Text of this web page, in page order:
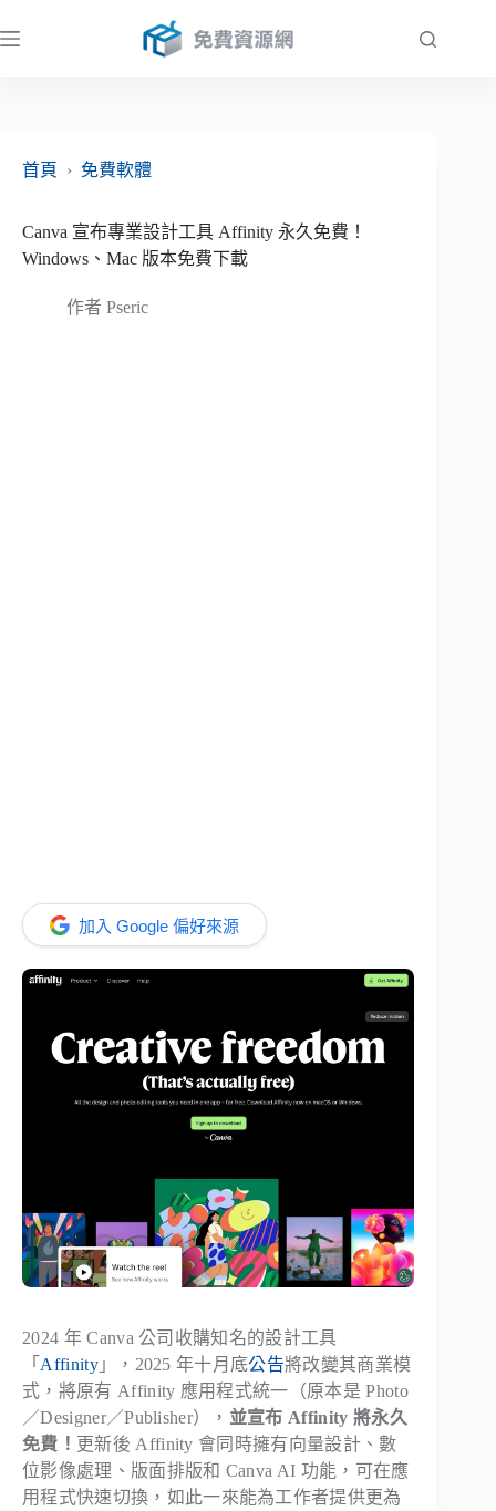
至
首頁
› 免費軟體
Canva 宣布專業設計工具 Affinity 永久免費！
Windows、Mac 版本免費下載
作者 Pseric
加入 Google 偏好來源
2024 年 Canva 公司收購知名的設計工具
「 Affinity」，2025 年十月底公告將改變其商業模
式，將原有 Affinity 應用程式統一（原本是 Photo
／Designer／Publisher）， 並宣布 Affinity 將永久
免費！ 更新後 Affinity 會同時擁有向量設計、數
位影像處理、版面排版和 Canva AI 功能，可在應
用程式快速切換，如此一來能為工作者提供更為